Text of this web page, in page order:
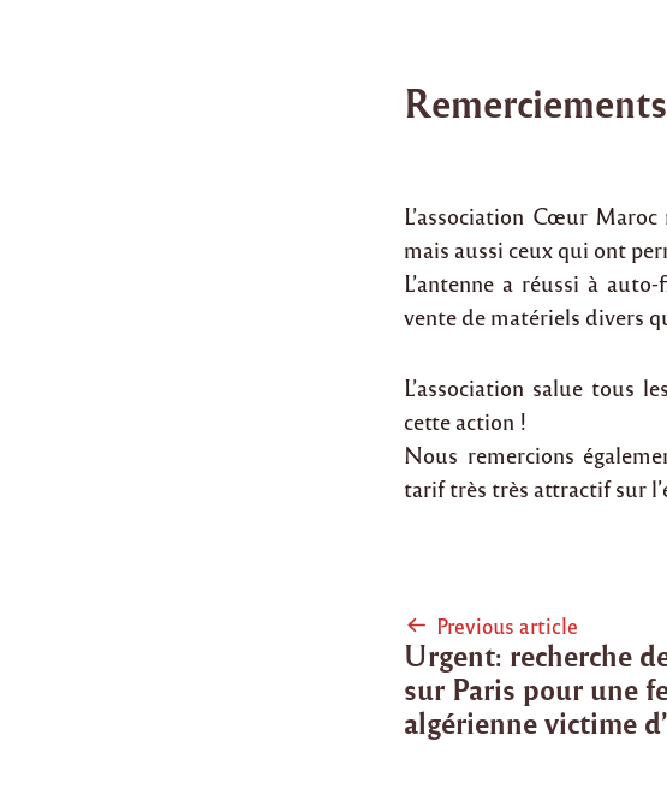
Remerciements
L’association Cœur
mais aussi ceux qui ont
L’antenne a réussi à
vente de matériels divers
L’association salue tous
cette action !
Nous remercions
tarif très très attractif sur
Post
navigation
Previous article
Urgent: recherche
sur Paris pour une
algérienne victime